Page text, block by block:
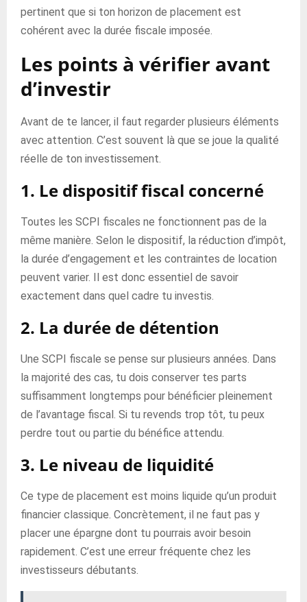
pertinent que si ton horizon de placement est
cohérent avec la durée fiscale imposée.
Les points à vérifier avant
d’investir
Avant de te lancer, il faut regarder plusieurs éléments
avec attention. C’est souvent là que se joue la qualité
réelle de ton investissement.
1. Le dispositif fiscal concerné
Toutes les SCPI fiscales ne fonctionnent pas de la
même manière. Selon le dispositif, la réduction d’impôt,
la durée d’engagement et les contraintes de location
peuvent varier. Il est donc essentiel de savoir
exactement dans quel cadre tu investis.
2. La durée de détention
Une SCPI fiscale se pense sur plusieurs années. Dans
la majorité des cas, tu dois conserver tes parts
suffisamment longtemps pour bénéficier pleinement
de l’avantage fiscal. Si tu revends trop tôt, tu peux
perdre tout ou partie du bénéfice attendu.
3. Le niveau de liquidité
Ce type de placement est moins liquide qu’un produit
financier classique. Concrètement, il ne faut pas y
placer une épargne dont tu pourrais avoir besoin
rapidement. C’est une erreur fréquente chez les
investisseurs débutants.